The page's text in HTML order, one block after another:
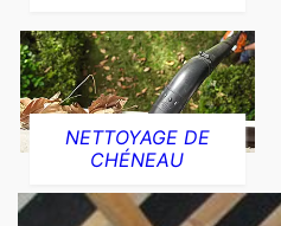
NETTOYAGE DE
CHÉNEAU